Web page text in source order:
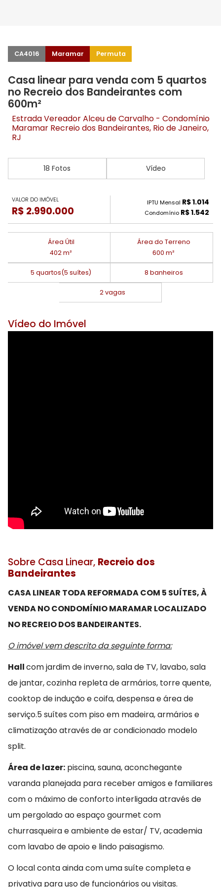
CA4016 Maramar Permuta
Casa linear para venda com 5 quartos
no Recreio dos Bandeirantes com
600m²
Estrada Vereador Alceu de Carvalho - Condomínio
Maramar Recreio dos Bandeirantes, Rio de Janeiro,
RJ
18 Fotos Vídeo
VALOR DO IMÓVEL
R$ 2.990.000
IPTU Mensal R$ 1.014
Condomínio R$ 1.542
Área Útil
402 m²
Área do Terreno
600 m²
5 quartos(5 suítes) 8 banheiros
2 vagas
Vídeo do Imóvel
Sobre Casa Linear, Recreio dos
Bandeirantes
CASA LINEAR TODA REFORMADA COM 5 SUÍTES, À
VENDA NO CONDOMÍNIO MARAMAR LOCALIZADO
NO RECREIO DOS BANDEIRANTES.
O imóvel vem descrito da seguinte forma:
Hallcom jardim de inverno, sala de TV, lavabo, sala
de jantar, cozinha repleta de armários, torre quente,
cooktop de indução e coifa, despensa e área de
serviço.5 suítes com piso em madeira, armários e
climatização através de ar condicionado modelo
split.
Área de lazer: piscina, sauna, aconchegante
varanda planejada para receber amigos e familiares
com o máximo de conforto interligada através de
um pergolado ao espaço gourmet com
churrasqueira e ambiente de estar/ TV, academia
com lavabo de apoio e lindo paisagismo.
O local conta ainda com uma suíte completa e
privativa para uso de funcionários ou visitas.